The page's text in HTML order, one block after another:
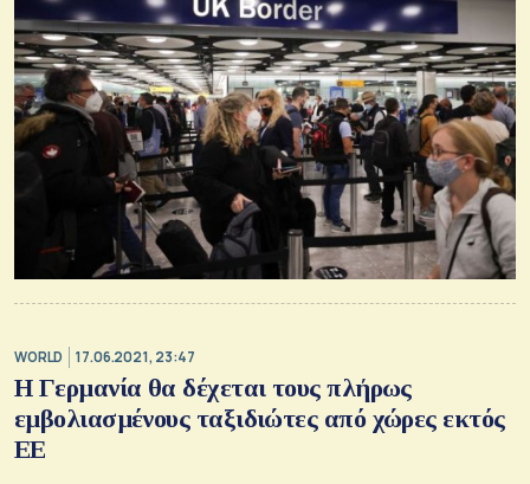
WORLD 17.06.2021, 23:47
Η Γερμανία θα δέχεται τους πλήρως
εμβολιασμένους ταξιδιώτες από χώρες εκτός
ΕΕ